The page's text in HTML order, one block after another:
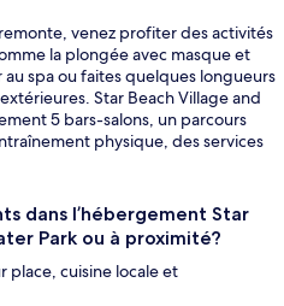
venez profiter des activités
la plongée avec masque et
spa ou faites quelques longueurs
Star Beach Village and
5 bars-salons, un parcours
physique, des services
dans l’hébergement Star
Park ou à proximité?
place, cuisine locale et